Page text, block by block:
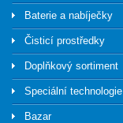
Baterie a nabíječky
Čisticí prostředky
Doplňkový sortiment
Speciální technologie
Bazar